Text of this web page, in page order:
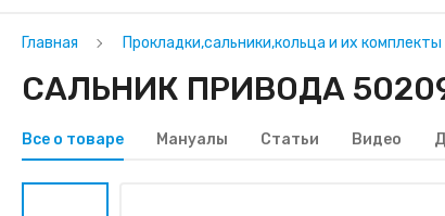
Главная Прокладки,сальники,кольца и их комплекты
САЛЬНИК ПРИВОДА
Все о товаре Мануалы Статьи Видео